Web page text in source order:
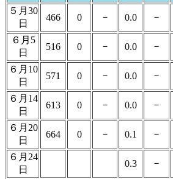
５月30
日
466 0 － 0.0 －
６月5
日
516 0 － 0.0 －
６月10
日
571 0 － 0.0 －
６月14
日
613 0 － 0.0 －
６月20
日
664 0 － 0.1 －
６月24
日
0.3 －